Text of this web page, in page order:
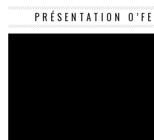
PRÉSENTATION